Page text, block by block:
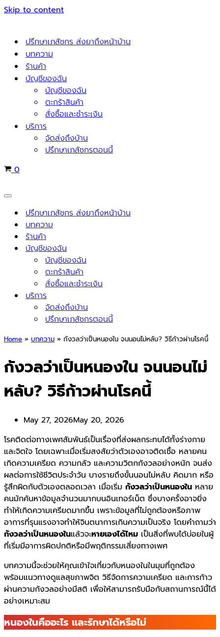
Skip to content
ปรึกษาเภสัชกร ส่งยาถึงหน้าบ้าน
บทความ
ร้านค้า
บัญชีของฉัน
บัญชีของฉัน
ตะกร้าสินค้า
สั่งซื้อและชำระเงิน
บริการ
จัดส่งถึงบ้าน
ปรึกษาเภสัชกรตอนนี้
Cart
0
Navigation
Menu ปรึกษาเภสัชกร ส่งยาถึงหน้าบ้าน
บทความ
ร้านค้า
บัญชีของฉัน
บัญชีของฉัน
ตะกร้าสินค้า
สั่งซื้อและชำระเงิน
บริการ
จัดส่งถึงบ้าน
ปรึกษาเภสัชกรตอนนี้
Home » บทความ » กังวลว่าเป็นหนองใน จนนอนไม่หลับ? วิธีก้าวผ่านโรคนี้
กังวลว่าเป็นหนองใน จนนอนไม่
หลับ? วิธีก้าวผ่านโรคนี้
May 27, 2026May 20, 2026
โรคติดต่อทางเพศสัมพันธ์เป็นเรื่องที่ส่งผลกระทบได้ทั้งร่างกาย
และจิตใจ โดยเฉพาะเมื่อเริ่มสงสัยว่าตัวเองอาจติดเชื้อ หลายคน
เกิดความเครียด ความกลัว และความวิตกกังวลอย่างหนัก จนส่ง
ผลต่อการใช้ชีวิตประจำวัน บางรายถึงขั้นนอนไม่หลับ คิดมาก หรือ
รู้สึกผิดกับตัวเองตลอดเวลา เมื่อเริ่ม กังวลว่าเป็นหนองใน หลาย
คนมักค้นหาข้อมูลจำนวนมากบนอินเทอร์เน็ต ซึ่งบางครั้งอาจยิ่ง
ทำให้เกิดความเครียดมากขึ้น เพราะข้อมูลที่ไม่ถูกต้องหรือภาพ
อาการที่รุนแรงอาจทำให้จินตนาการเกินความเป็นจริง โดยคำถามว่า
กังวลว่าเป็นหนองในแล้วจะหายเองได้ไหม เป็นสิ่งที่พบได้บ่อยในผู้
ที่เริ่มมีอาการผิดปกติหรือมีพฤติกรรมเสี่ยงทางเพศ
บทความนี้จะช่วยให้คุณเข้าใจเกี่ยวกับหนองในในมุมที่ถูกต้อง
พร้อมแนวทางดูแลสุขภาพจิต วิธีจัดการความเครียด และการก้าว
ผ่านความกังวลอย่างมีสติ เพื่อให้สามารถรับมือกับสถานการณ์นี้ได้
อย่างเหมาะสม
หนองในคืออะไร และรักษาได้หรือไม่